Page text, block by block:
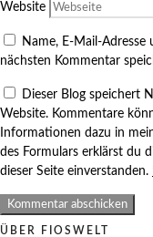
Website
Name, E-Mail-
nächsten Kommentar
Dieser Blog speichert
Website. Kommentare
Informationen dazu in
des Formulars erklärst du
dieser Seite einverstanden.
ÜBER FIOSWELT